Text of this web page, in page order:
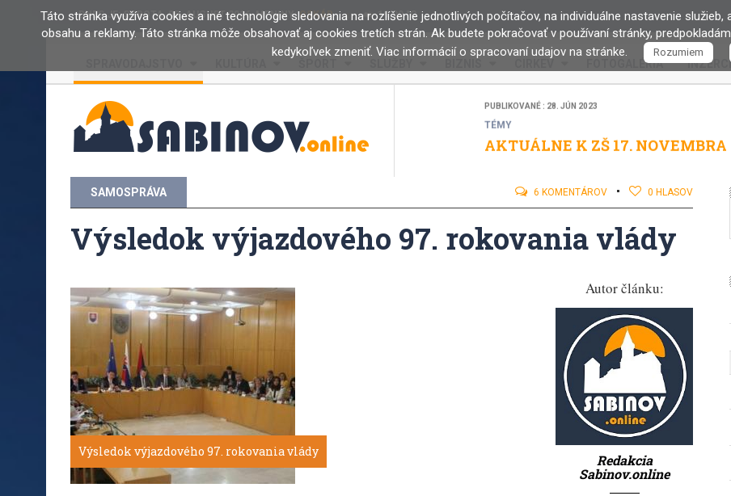
DNES JE:SOBOTA, 08. AUGUST 2026, MENINY:OSKÁR 19.00 °C
FOTOGALÉRIA
Slávnostné otvorenie Chodníka
PUBLIKOVANÉ : 02. JÚL 2019
PR / REKLAMNÉ ČLÁNKY
Stredoslováci pripravujú knihu
TÉMY
AKTUÁLNE K ZŠ 17. NOVEMBRA
PUBLIKOVANÉ : 07. JÚN 2023
Jakubova Voľa ponúka
Sto rokov života sa dožíva občan
Petícia za zachovanie
Zbúranie krížov na Šanci
PUBLIKOVANÉ : 22. SEPTEMBER 2022
PSK podpísal zmluvu ohľadom
PUBLIKOVANÉ : 21. JÚL 2022
Tip na výlet: Spiaci mních
SAMOSPRÁVA 6 KOMENTÁROV 0 HLASOV
Výsledok výjazdového 97. rokovania vlády
Výsledok výjazdového 97. rokovania vlády
Autor článku:
Redakcia
Sabinov.online
Táto stránka využíva cookies a iné technológie sledovania na rozlíšenie jednotlivých počítačov, na individuálne nastavenie
obsahu a reklamy. Táto stránka môže obsahovať aj cookies tretích strán. Ak budete pokračovať v používaní stránky,
kedykoľvek zmeniť. Viac informácií o spracovaní udajov na stránke.
Rozumiem